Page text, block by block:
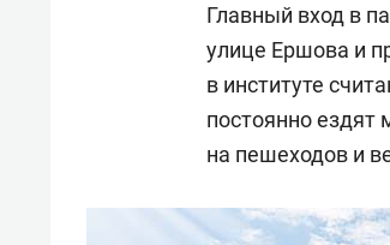
Главный вход в
улице Ершова и
в институте
постоянно
на пешеходов и